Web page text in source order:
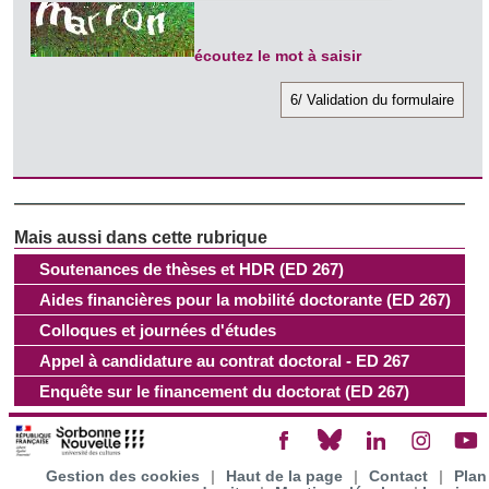
les cookies.
Les cookies nous permettent de personnaliser le contenu
et les annonces, d'offrir des fonctionnalités relatives aux
médias sociaux et d'analyser notre trafic. Nous
ont collectées lors de votre utilisation de leurs services.
Soutenances de thèses et HDR (ED 267)
Aides financières pour la mobilité doctorante (ED 267)
Colloques et journées d'études
Appel à candidature au contrat doctoral - ED 267
Enquête sur le financement du doctorat (ED 267)
écoutez le mot à saisir
Gestion des cookies | Haut de la page | Contact |
Plan